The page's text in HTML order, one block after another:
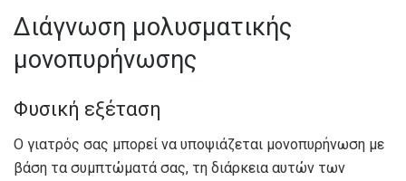
Διάγνωση μολυσματικής
μονοπυρήνωσης
Φυσική εξέταση
Ο γιατρός σας μπορεί να υποψιάζεται μονοπυρήνωση με
βάση τα συμπτώματά σας, τη διάρκεια αυτών των